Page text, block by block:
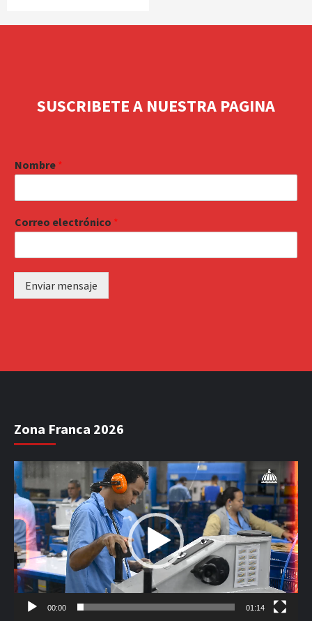
SUSCRIBETE A NUESTRA PAGINA
Nombre *
Correo electrónico *
Enviar mensaje
Zona Franca 2026
Reproductor
de
vídeo
00:00 01:14